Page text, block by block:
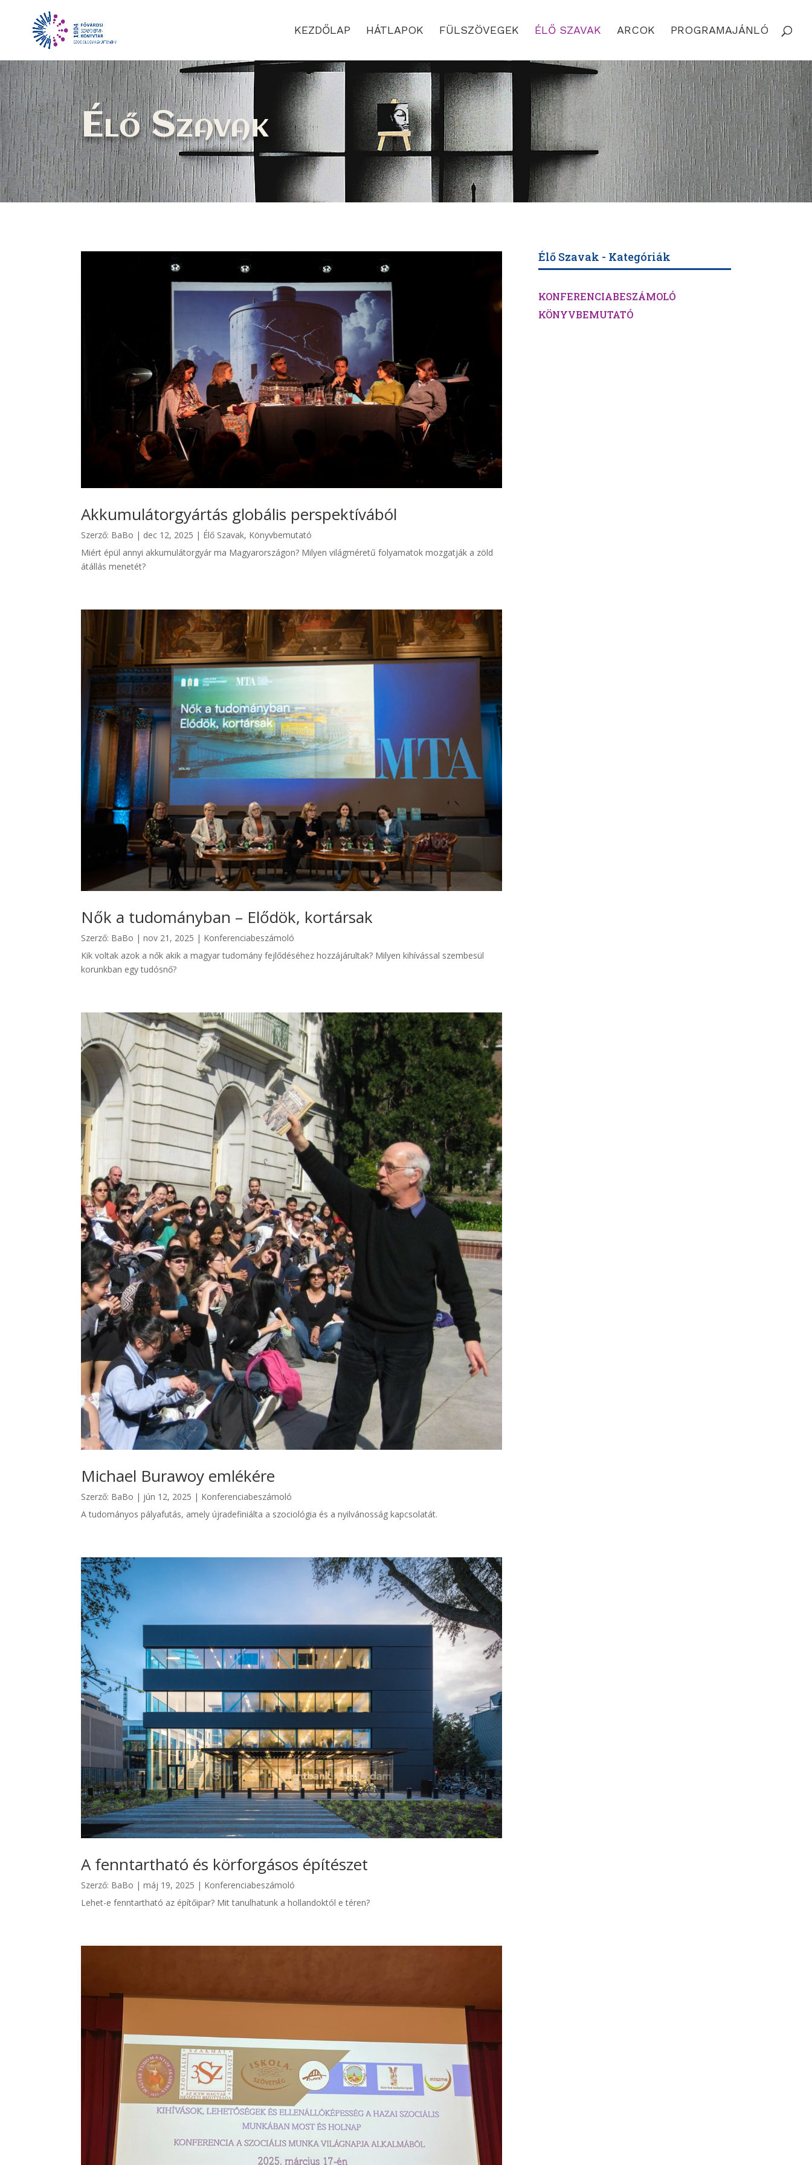
KEZDŐLAP HÁTLAPOK FÜLSZÖVEGEK ÉLŐ SZAVAK ARCOK PROGRAMAJÁNLÓ
Élő Szavak
Akkumulátorgyártás globális perspektívából
Szerző: BaBo | dec 12, 2025 | Élő Szavak, Könyvbemutató
Miért épül annyi akkumulátorgyár ma Magyarországon? Milyen világméretű folyamatok mozgatják a zöld
átállás menetét?
Nők a tudományban – Elődök, kortársak
Szerző: BaBo |nov 21, 2025 | Konferenciabeszámoló
Kik voltak azok a nők akik a magyar tudomány fejlődéséhez hozzájárultak? Milyen kihívással szembesül
korunkban egy tudósnő?
Michael Burawoy emlékére
Szerző: BaBo | jún 12, 2025 | Konferenciabeszámoló
A tudományos pályafutás, amely újradefiniálta a szociológia és a nyilvánosság kapcsolatát.
A fenntartható és körforgásos építészet
Szerző: BaBo |máj 19, 2025 | Konferenciabeszámoló
Lehet-e fenntartható az építőipar? Mit tanulhatunk a hollandoktól e téren?
Élő Szavak - Kategóriák
KONFERENCIABESZÁMOLÓ
KÖNYVBEMUTATÓ